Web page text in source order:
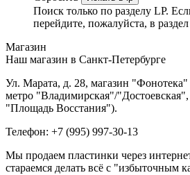
Поиск только по разделу LP.
перейдите, пожалуйста, в раздел
Магазин
Наш магазин в Санкт-Петербурге
Ул. Марата, д. 28, магазин
метро "Владимирская"/
"Площадь Восстания").
Телефон: +7 (995) 997-30-13
Мы продаем пластинки через
стараемся делать всё с "избыточным